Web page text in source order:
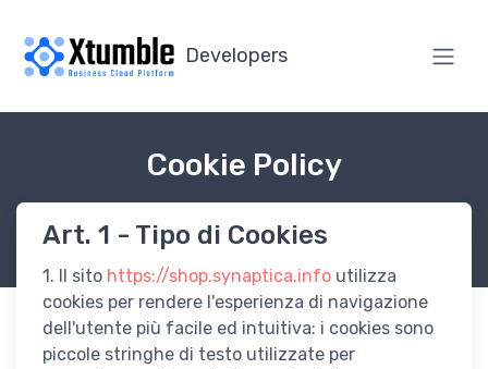
Developers
Cookie Policy
Art. 1 - Tipo di Cookies
1. Il sito https://shop.synaptica.info utilizza
cookies per rendere l'esperienza di navigazione
dell'utente più facile ed intuitiva: i cookies sono
piccole stringhe di testo utilizzate per